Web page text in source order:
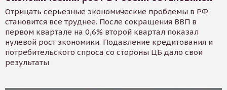
Отрицать серьезные экономические проблемы в РФ
становится все труднее. После сокращения ВВП в
первом квартале на 0,6% второй квартал показал
нулевой рост экономики. Подавление кредитования и
потребительского спроса со стороны ЦБ дало свои
результаты